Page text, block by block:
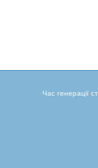
Час генерації